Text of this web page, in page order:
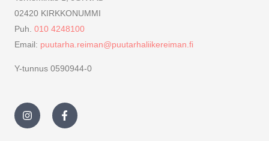
02420 KIRKKONUMMI
Puh. 010 4248100
Email: puutarha.reiman@puutarhaliikereiman.fi
Y-tunnus 0590944-0
I
n
s
t
F
a
c
e